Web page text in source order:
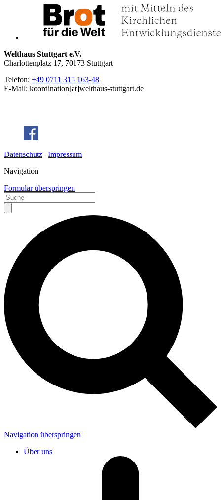
Welthaus Stuttgart e.V.
Charlottenplatz 17, 70173 Stuttgart
Telefon: +49 0711 315 163-48
E-Mail: koordination[at]welthaus-stuttgart.de
Datenschutz | Impressum
Navigation
Formular überspringen
Navigation überspringen
Über uns